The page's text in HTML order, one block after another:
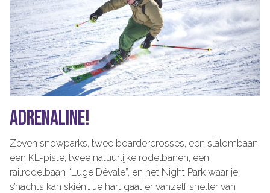
ADRENALINE!
Zeven snowparks, twee boardercrosses, een slalombaan,
een KL-piste, twee natuurlijke rodelbanen, een
railrodelbaan “Luge Dévale”, en het Night Park waar je
s’nachts kan skiën… Je hart gaat er vanzelf sneller van